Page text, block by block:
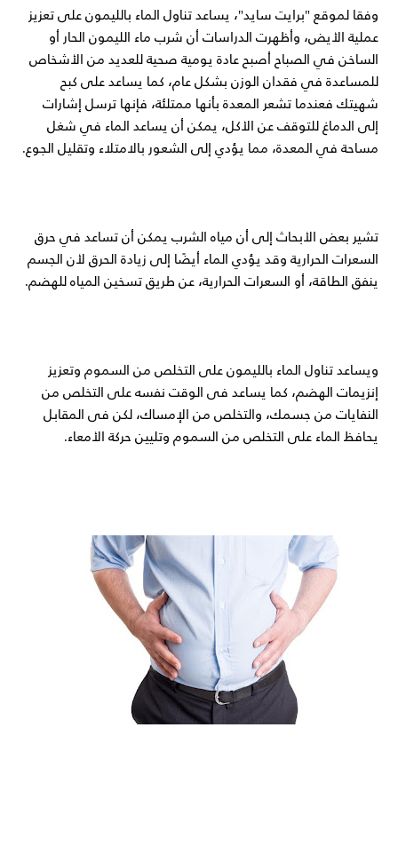
وفقا لموقع "برايت سايد"، يساعد تناول الماء بالليمون على تعزيز
عملية الأيض، وأظهرت الدراسات أن شرب ماء الليمون الحار أو
الساخن في الصباح أصبح عادة يومية صحية للعديد من الأشخاص
للمساعدة في فقدان الوزن بشكل عام، كما يساعد على كبح
شهيتك فعندما تشعر المعدة بأنها ممتلئة، فإنها ترسل إشارات
إلى الدماغ للتوقف عن الأكل، يمكن أن يساعد الماء في شغل
مساحة في المعدة، مما يؤدي إلى الشعور بالامتلاء وتقليل الجوع.
تشير بعض الأبحاث إلى أن مياه الشرب يمكن أن تساعد في حرق
السعرات الحرارية وقد يؤدي الماء أيضًا إلى زيادة الحرق لأن الجسم
ينفق الطاقة، أو السعرات الحرارية، عن طريق تسخين المياه للهضم.
ويساعد تناول الماء بالليمون على التخلص من السموم وتعزيز
إنزيمات الهضم، كما يساعد فى الوقت نفسه على التخلص من
النفايات من جسمك، والتخلص من الإمساك، لكن فى المقابل
يحافظ الماء على التخلص من السموم وتليين حركة الأمعاء.